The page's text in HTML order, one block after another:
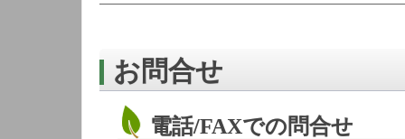
お問合せ
電話/FAXでの問合せ